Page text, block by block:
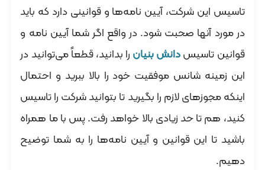
تاسیس این شرکت، آیین نامه‌ها و قوانینی دارد که باید
در مورد آنها صحبت شود. در واقع اگر شما آیین نامه و
قوانین تاسیسدانش بنیان را بدانید، قطعاً می‌توانید در
این زمینه شانس موفقیت خود را بالا ببرید و احتمال
اینکه مجوزهای لازم را بگیرید تا بتوانید شرکت را تاسیس
کنید، هم تا حد زیادی بالا خواهد رفت. پس با ما همراه
باشید تا این قوانین و آیین نامه‌ها را به شما توضیح
دهیم.